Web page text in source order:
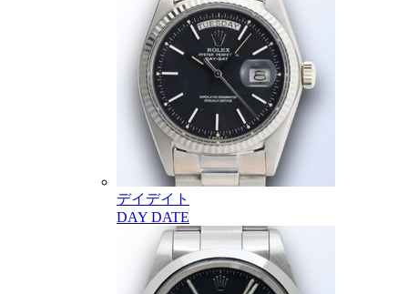
デイデイト
DAY DATE